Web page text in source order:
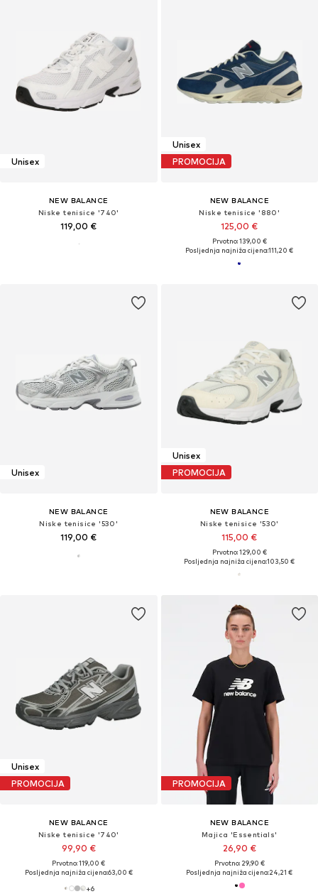
Unisex
NEW BALANCE
Niske tenisice '740'
119,00 €
Unisex
PROMOCIJA
NEW BALANCE
Niske tenisice '880'
125,00 €
Prvotno: 139,00 €
Posljednja najniža cijena:111,20 €
Unisex
NEW BALANCE
Niske tenisice '530'
119,00 €
Unisex
PROMOCIJA
NEW BALANCE
Niske tenisice '530'
115,00 €
Prvotno: 129,00 €
Posljednja najniža cijena:103,50 €
Unisex
PROMOCIJA
NEW BALANCE
Niske tenisice '740'
99,90 €
Prvotno: 119,00 €
Posljednja najniža cijena:63,00 €
+6
PROMOCIJA
NEW BALANCE
Majica 'Essentials'
26,90 €
Prvotno: 29,90 €
Posljednja najniža cijena:24,21 €